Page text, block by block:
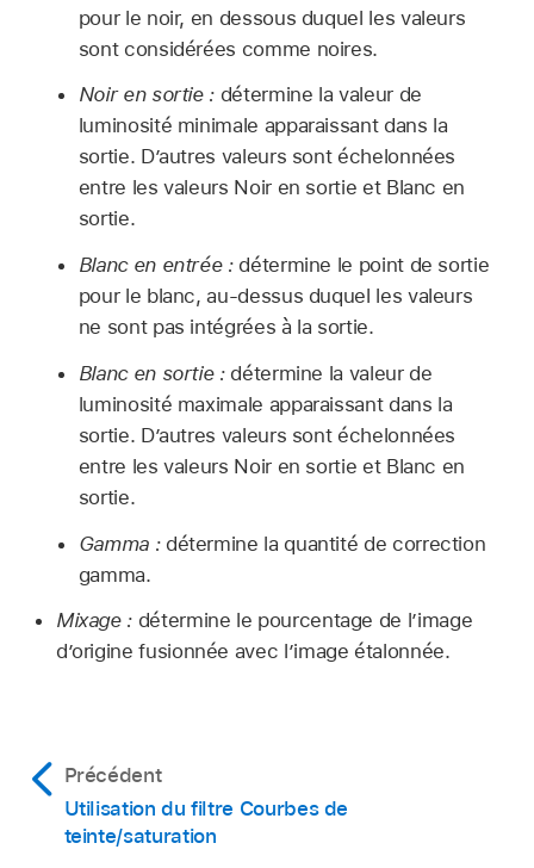
pour le noir, en dessous duquel les valeurs
sont considérées comme noires.
Noir en sortie : détermine la valeur de
luminosité minimale apparaissant dans la
sortie. D’autres valeurs sont échelonnées
entre les valeurs Noir en sortie et Blanc en
sortie.
Blanc en entrée :détermine le point de sortie
pour le blanc, au-dessus duquel les valeurs
ne sont pas intégrées à la sortie.
Blanc en sortie :détermine la valeur de
luminosité maximale apparaissant dans la
sortie. D’autres valeurs sont échelonnées
entre les valeurs Noir en sortie et Blanc en
sortie.
Gamma :détermine la quantité de correction
gamma.
Mixage : détermine le pourcentage de l’image
d’origine fusionnée avec l’image étalonnée.
Précédent
Utilisation du filtre Courbes de
teinte/saturation